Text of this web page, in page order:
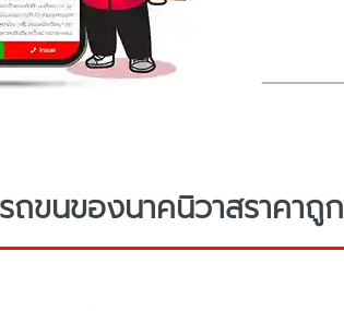
ถขนของนาคนิวาสราคาถูก